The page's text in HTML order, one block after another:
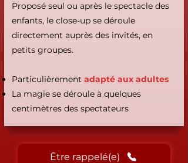
Proposé seul ou après le spectacle des
enfants, le close-up se déroule
directement auprès des invités, en
petits groupes.
Particulièrement adapté aux adultes
La magie se déroule à quelques
centimètres des spectateurs
Être rappelé(e)